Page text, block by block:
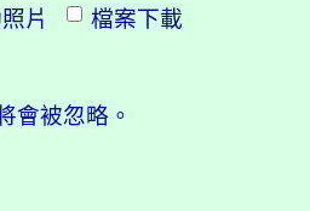
片 檔案下載
會被忽略。